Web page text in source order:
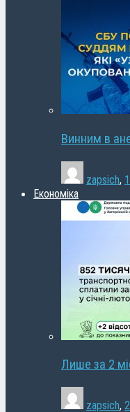
Винним в
zapsich,
Економіка
Лише за 2
zapsich,